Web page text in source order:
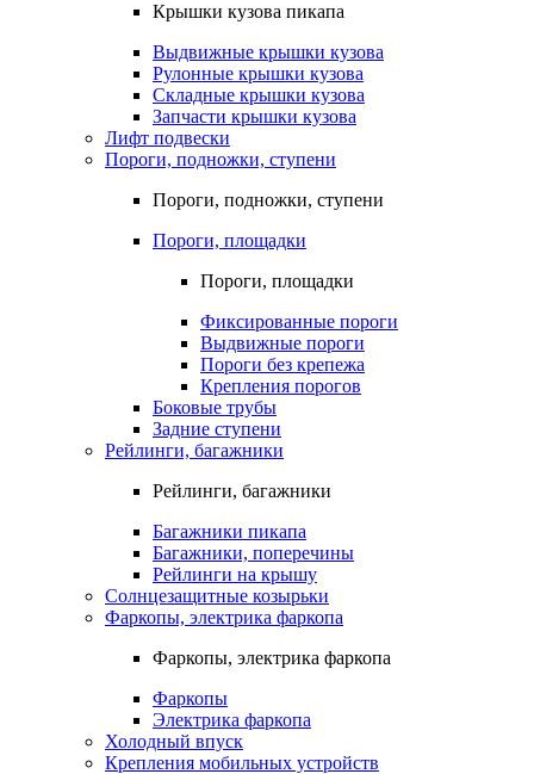
Крышки кузова пикапа
Выдвижные крышки кузова
Рулонные крышки кузова
Складные крышки кузова
Запчасти крышки кузова
Лифт подвески
Пороги, подножки, ступени
Пороги, подножки, ступени
Пороги, площадки
Пороги, площадки
Фиксированные пороги
Выдвижные пороги
Пороги без крепежа
Крепления порогов
Боковые трубы
Задние ступени
Рейлинги, багажники
Рейлинги, багажники
Багажники пикапа
Багажники, поперечины
Рейлинги на крышу
Солнцезащитные козырьки
Фаркопы, электрика фаркопа
Фаркопы, электрика фаркопа
Фаркопы
Электрика фаркопа
Холодный впуск
Крепления мобильных устройств